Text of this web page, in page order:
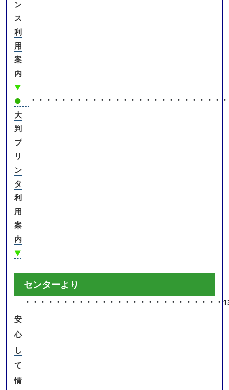
ン
ス
利
用
案
内
▼
●
大
判
プ
リ
ン
タ
利
用
案
内
▼
・・・・・・・・・・・・・・・・・・・・・・・・・・
センターより
安
心
し
て
情
・・・・・・・・・・・・・・・・・・・・・・・・・・